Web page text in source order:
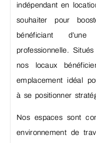
indépendant en
souhaiter pour
bénéficiant
professionnelle.
nos locaux
emplacement idéal
à se positionner
Nos espaces sont
environnement de